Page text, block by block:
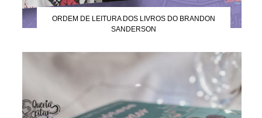
ORDEM DE LEITURA DOS LIVROS DO BRANDON
SANDERSON